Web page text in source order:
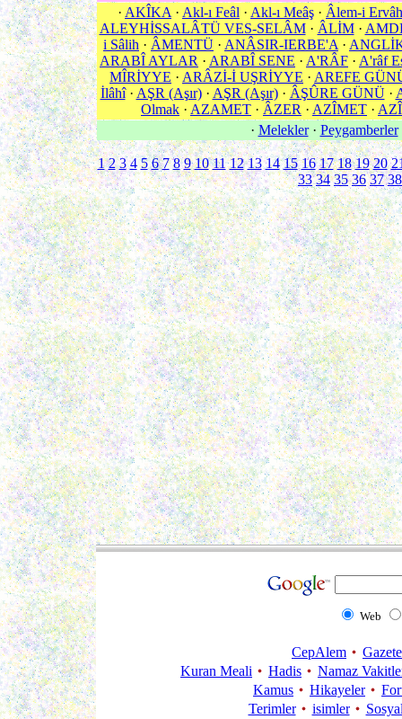
· AKÎKA · Akl-ı Feâl · Akl-ı Meâş · Âlem-i Ervâh
ALEYHİSSALÂTÜ VES-SELÂM· ÂLİM·
i Sâlih · ÂMENTÜ · ANÂSIR-IERBE'A ·
ARABÎ AYLAR · ARABÎ SENE · A'RÂF · A'râf
MÎRİYYE · ARÂZİ-İ UŞRİYYE · AREFE
İlâhî· AŞR (Aşır)· AŞR (Aşır)· ÂŞÛRE GÜNÜ·
Olmak · AZAMET · ÂZER · AZÎMET ·
· Melekler· Peygamberler
1 2 3 4 5 6 7 8 9 10 11 12 13 14 15 16 17 18 19 20
33 34 35 36 37 38
Web
CepAlem
Kuran Meali
Hadis
Namaz
Kamus
Hikayeler
Terimler
isimler